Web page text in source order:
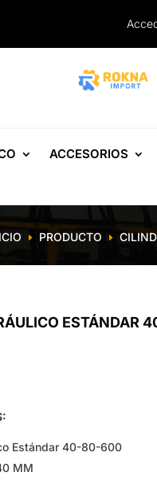
ACCESORIOS
E PRODUCTO E
ESTÁNDAR
Estándar 40-80-600
MM